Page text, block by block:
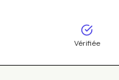
Vérifiée